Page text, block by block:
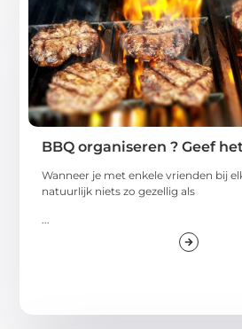
BBQ organiseren ? Geef
Wanneer je met enkele vrienden bij
natuurlijk niets zo gezellig als